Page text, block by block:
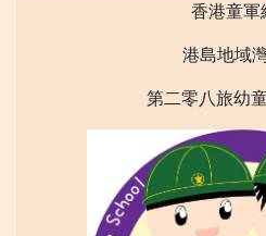
香港童軍
港島地域
第二零八旅幼